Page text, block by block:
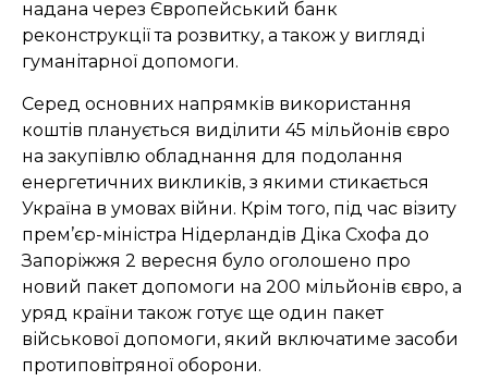
надана через Європейський банк
реконструкції та розвитку, а також у вигляді
гуманітарної допомоги.
Серед основних напрямків використання
коштів планується виділити 45 мільйонів євро
на закупівлю обладнання для подолання
енергетичних викликів, з якими стикається
Україна в умовах війни. Крім того, під час візиту
прем’єр-міністра Нідерландів Діка Схофа до
Запоріжжя 2 вересня було оголошено про
новий пакет допомоги на 200 мільйонів євро, а
уряд країни також готує ще один пакет
військової допомоги, який включатиме засоби
протиповітряної оборони.